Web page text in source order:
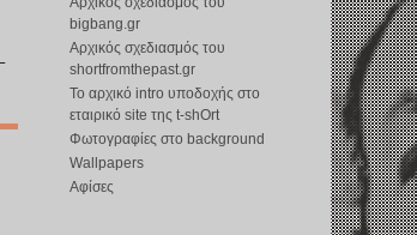
bigbang.gr
Αρχικός σχεδιασμός του
shortfromthepast.gr
Το αρχικό intro υποδοχής στο
εταιρικό site της t-shOrt
Φωτογραφίες στο background
Wallpapers
Αφίσες